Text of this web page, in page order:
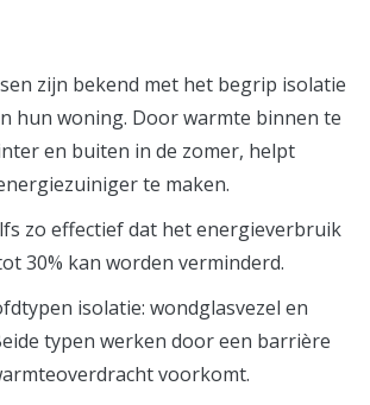
zijn bekend met het begrip isolatie
hun woning. Door warmte binnen te
en buiten in de zomer, helpt
te maken.
zo effectief dat het energieverbruik
30% kan worden verminderd.
isolatie: wondglasvezel en
typen werken door een barrière
voorkomt.